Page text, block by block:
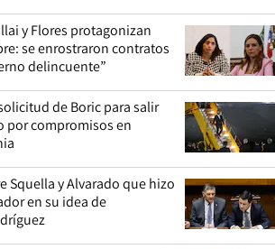
y Flores protagonizan
se enrostraron contratos
delincuente”
de Boric para salir
por compromisos en
Squella y Alvarado que hizo
en su idea de